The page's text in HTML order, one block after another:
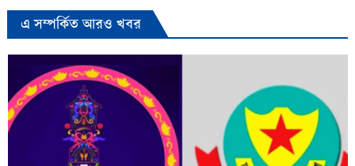
এ সম্পর্কিত আরও খবর